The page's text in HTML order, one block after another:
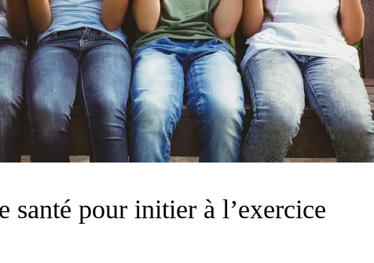
santé pour initier à l’exercice